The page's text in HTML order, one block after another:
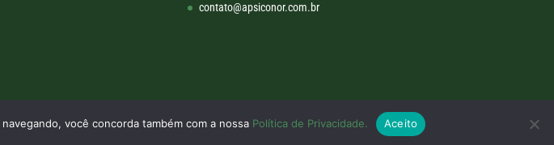
contato@apsiconor.com.br
você concorda também com a nossa Política de Privacidade. Aceito